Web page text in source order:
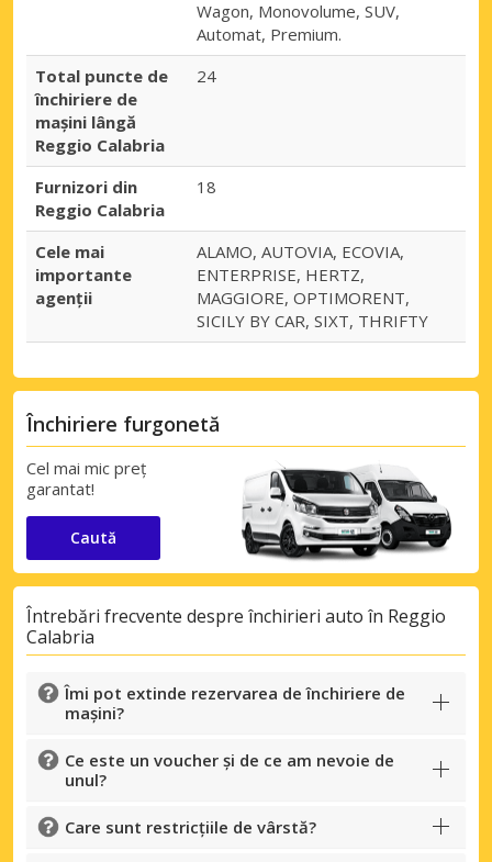
Wagon, Monovolume, SUV,
Automat, Premium.
Total puncte de
închiriere de
mașini lângă
Reggio Calabria
24
Furnizori din
Reggio Calabria
18
Cele mai
importante
agenții
ALAMO, AUTOVIA, ECOVIA,
ENTERPRISE, HERTZ,
MAGGIORE, OPTIMORENT,
SICILY BY CAR, SIXT, THRIFTY
Închiriere furgonetă
Cel mai mic preț
garantat!
Caută
Întrebări frecvente despre închirieri auto în Reggio
Calabria
Îmi pot extinde rezervarea de închiriere de
mașini?
Ce este un voucher și de ce am nevoie de
unul?
Care sunt restricțiile de vârstă?